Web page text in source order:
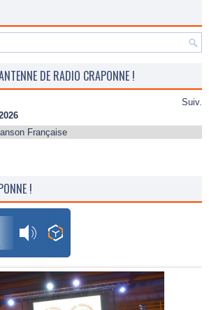
DE RADIO CRAPONNE !
Suiv.
Française
!
Radio Craponne FM